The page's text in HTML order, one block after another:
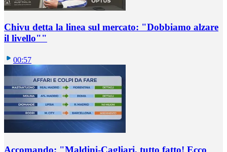
Chivu detta la linea sul mercato: "Dobbiamo alzare
il livello""
00:57
Accomando: "Maldini-Cagliari, tutto fatto! Ecco